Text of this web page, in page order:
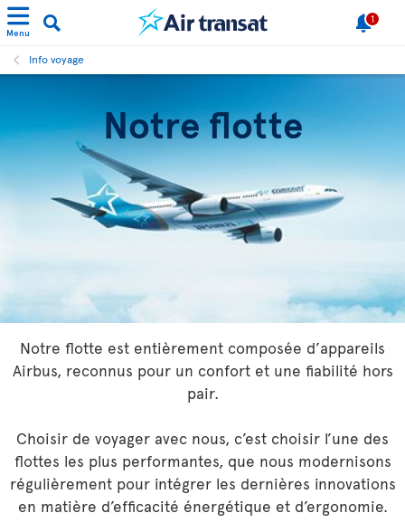
Menu
1
Info voyage
Notre flotte
Notre flotte est entièrement composée d’appareils
Airbus, reconnus pour un confort et une fiabilité hors
pair.
Choisir de voyager avec nous, c’est choisir l’une des
flottes les plus performantes, que nous modernisons
régulièrement pour intégrer les dernières innovations
en matière d’efficacité énergétique et d’ergonomie.